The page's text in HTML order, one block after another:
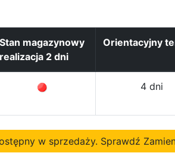
Stan magazynowy
realizacja 2 dni
Orientacyjny
4 dni
w sprzedaży. Sprawdź